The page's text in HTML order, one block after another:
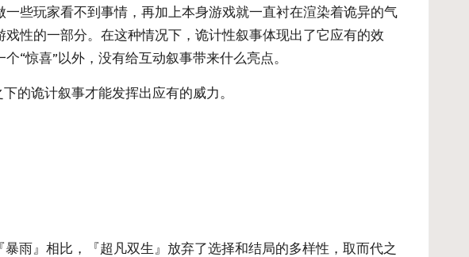
些玩家看不到事情，再加上本身游戏就一直衬在渲染着诡异的气
性的一部分。在这种情况下，诡计性叙事体现出了它应有的效
“惊喜”以外，没有给互动叙事带来什么亮点。
的诡计叙事才能发挥出应有的威力。
雨』相比，『超凡双生』放弃了选择和结局的多样性，取而代之